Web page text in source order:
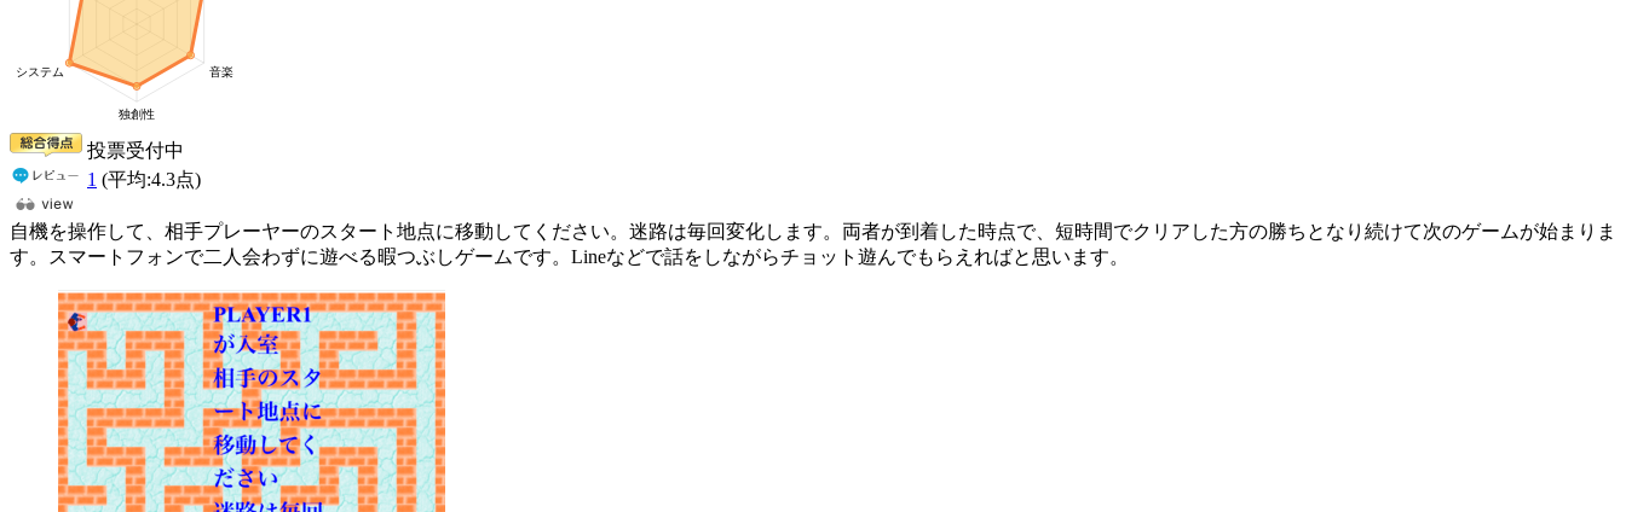
投票受付中
1 (平均:4.3点)
自機を操作して、相手プレーヤーのスタート地点に移動してください。迷路は毎回変化します。両者が到着した時点で、短時間でクリアした方の勝ちとなり続けて次のゲームが始まりま
す。スマートフォンで二人会わずに遊べる暇つぶしゲームです。Lineなどで話をしながらチョット遊んでもらえればと思います。